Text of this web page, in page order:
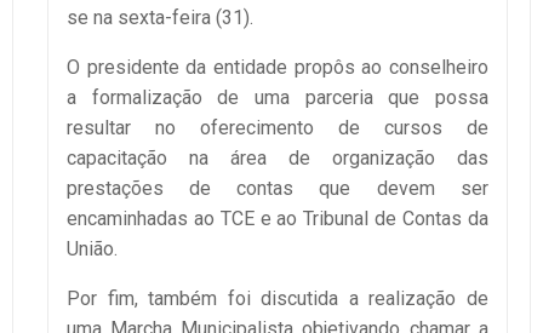
se na sexta-feira (31).
O presidente da entidade propôs ao conselheiro
a formalização de uma parceria que possa
resultar no oferecimento de cursos de
capacitação na área de organização das
prestações de contas que devem ser
encaminhadas ao TCE e ao Tribunal de Contas da
União.
Por fim, também foi discutida a realização de
uma Marcha Municipalista objetivando chamar a